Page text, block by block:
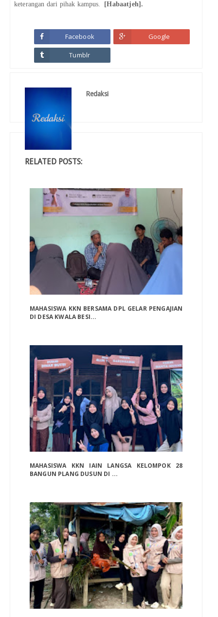
keterangan dari pihak kampus. [Habaatjeh].
Facebook Google
Tumblr
Redaksi
RELATED POSTS:
MAHASISWA KKN BERSAMA DPL GELAR PENGAJIAN
DI DESA KWALA BESI...
MAHASISWA KKN IAIN LANGSA KELOMPOK 28
BANGUN PLANG DUSUN DI ...